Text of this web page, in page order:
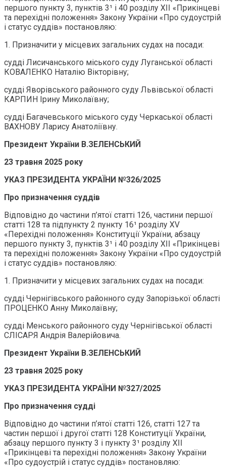
першого пункту 3, пунктів 3¹ і 40 розділу ХІІ «Прикінцеві
та перехідні положення» Закону України «Про судоустрій
і статус суддів» постановляю:
1. Призначити у місцевих загальних судах на посади:
судді Лисичанського міського суду Луганської області
КОВАЛЕНКО Наталію Вікторівну;
судді Яворівського районного суду Львівської області
КАРПИН Ірину Миколаївну;
судді Багачевського міського суду Черкаської області
ВАХНОВУ Ларису Анатоліївну.
Президент України В.ЗЕЛЕНСЬКИЙ
23 травня 2025 року
УКАЗ ПРЕЗИДЕНТА УКРАЇНИ №326/2025
Про призначення суддів
Відповідно до частини п’ятої статті 126, частини першої
статті 128 та підпункту 2 пункту 16¹ розділу XV
«Перехідні положення» Конституції України, абзацу
першого пункту 3, пунктів 3¹ і 40 розділу ХІІ «Прикінцеві
та перехідні положення» Закону України «Про судоустрій
і статус суддів» постановляю:
1. Призначити у місцевих загальних судах на посади:
судді Чернігівського районного суду Запорізької області
ПРОЦЕНКО Анну Миколаївну;
судді Менського районного суду Чернігівської області
СЛІСАРЯ Андрія Валерійовича.
Президент України В.ЗЕЛЕНСЬКИЙ
23 травня 2025 року
УКАЗ ПРЕЗИДЕНТА УКРАЇНИ №327/2025
Про призначення судді
Відповідно до частини п’ятої статті 126, статті 127 та
частин першої і другої статті 128 Конституції України,
абзацу першого пункту 3 і пункту 3¹ розділу ХІІ
«Прикінцеві та перехідні положення» Закону України
«Про судоустрій і статус суддів» постановляю: